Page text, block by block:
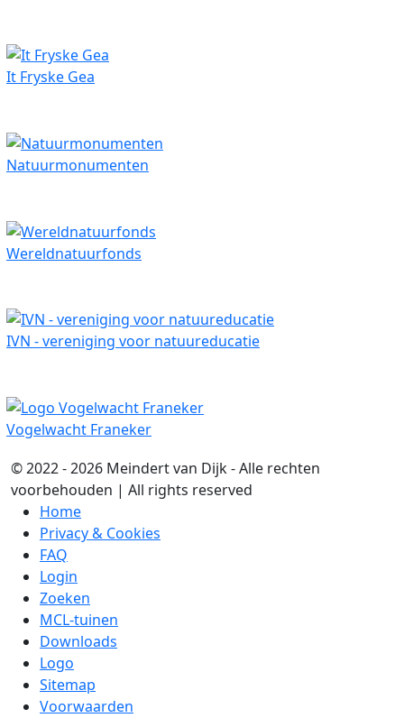
It Fryske Gea
Natuurmonumenten
Wereldnatuurfonds
IVN - vereniging voor natuureducatie
Vogelwacht Franeker
© 2022 - 2026 Meindert van Dijk - Alle rechten
voorbehouden | All rights reserved
Home
Privacy & Cookies
FAQ
Login
Zoeken
MCL-tuinen
Downloads
Logo
Sitemap
Voorwaarden